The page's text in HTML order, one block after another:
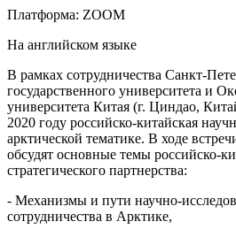
Платформа: ZOOM
На английском языке
В рамках сотрудничества Санкт-
государственного университета и
университета Китая (г. Циндао,
2020 году российско-китайская
арктической тематике. В ходе
обсудят основные темы российско-
стратегического партнерства:
- Механизмы и пути научно-
сотрудничества в Арктике,